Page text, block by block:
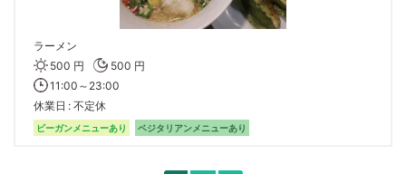
ラーメン
500 円
500 円
11:00～23:00
休業日
不定休
ビーガンメニューあり ベジタリアンメニューあり